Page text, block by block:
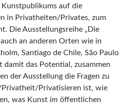
auf die
in Privatheiten/Privates, zum
Die Ausstellungsreihe „Die
an anderen Orten wie in
Santiago de Chile, São Paulo
damit das Potential, zusammen
der Ausstellung die Fragen zu
Privatisieren ist, wie
was Kunst im öffentlichen